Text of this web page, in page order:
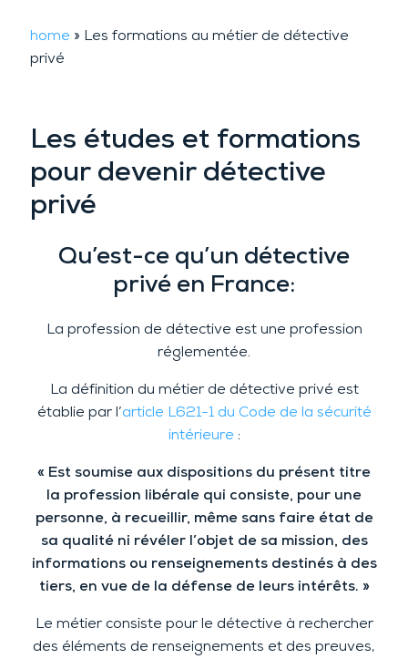
home » Les formations au métier de détective
privé
Les études et formations
pour devenir détective
privé
Qu’est-ce qu’un détective
privé en France:
La profession de détective est une profession
réglementée.
La définition du métier de détective privé est
établie par l’article L621-1 du Code de la sécurité
intérieure :
« Est soumise aux dispositions du présent titre
la profession libérale qui consiste, pour une
personne, à recueillir, même sans faire état de
sa qualité ni révéler l’objet de sa mission, des
informations ou renseignements destinés à des
tiers, en vue de la défense de leurs intérêts. »
Le métier consiste pour le détective à rechercher
des éléments de renseignements et des preuves,